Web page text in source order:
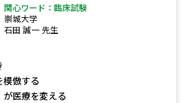
関心ワード：臨床試験
崇城大学
石田 誠一 先生
模倣する
が医療を変える